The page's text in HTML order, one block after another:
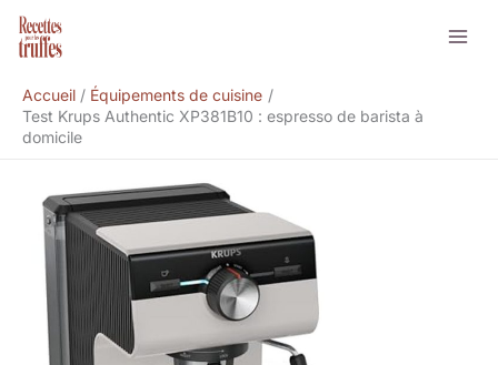
Aller
Accueil
Équipements de cuisine
Test Krups Authentic XP381B10 : espresso de barista à
domicile
Rechercher